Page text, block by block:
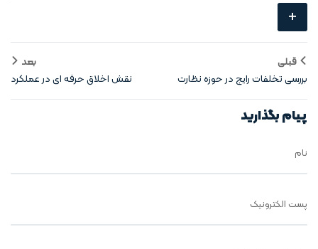
+
قبلی
بررسی تخلفات رایج در حوزه نظارت
بعد
نقش اخلاق حرفه‌ ای در عملکرد
مهندس ناظر
پیام بگذارید
نام
پست الکترونیک